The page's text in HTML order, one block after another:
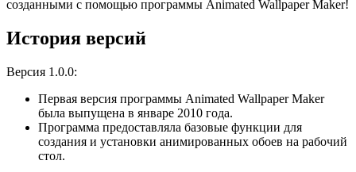
созданными с помощью программы Animated Wallpaper Maker!
История версий
Версия 1.0.0:
Первая версия программы Animated Wallpaper Maker
была выпущена в январе 2010 года.
Программа предоставляла базовые функции для
создания и установки анимированных обоев на рабочий
стол.